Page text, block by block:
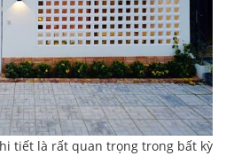
tiết là rất quan trọng trong bất kỳ